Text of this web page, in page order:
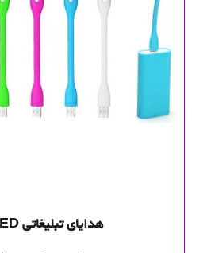
هدایای تبلیغاتی LED کد 5